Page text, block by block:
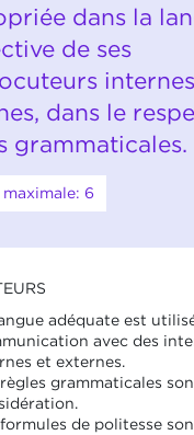
dans la
de ses
dans le
grammaticales.
6
adéquate est
avec des
et externes.
grammaticales
de politesse